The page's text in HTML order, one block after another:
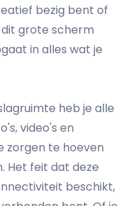
bezig bent of
grote scherm
in alles wat je
heb je alle
video's en
zorgen te hoeven
Het feit dat deze
beschikt,